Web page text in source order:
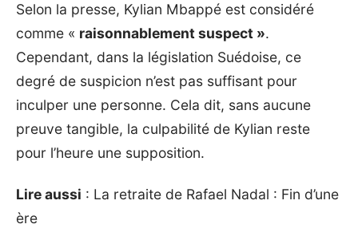
Selon la presse, Kylian Mbappé est considéré
comme « raisonnablement suspect ».
Cependant, dans la législation Suédoise, ce
degré de suspicion n’est pas suffisant pour
inculper une personne. Cela dit, sans aucune
preuve tangible, la culpabilité de Kylian reste
pour l’heure une supposition.
Lire aussi : La retraite de Rafael Nadal : Fin d’une
ère